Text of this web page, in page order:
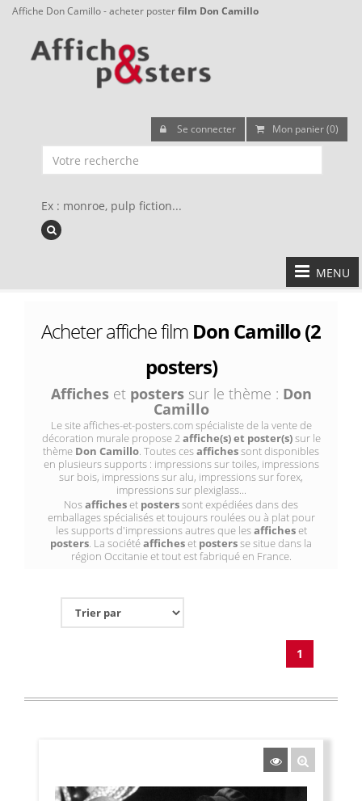
Affiche Don Camillo - acheter posterfilm Don Camillo
Se connecter Mon panier (0)
Ex : monroe, pulp fiction...
MENU
Acheter affiche film Don Camillo (2
posters)
Afficheset posterssur le thème : Don
Camillo
Le site affiches-et-posters.com spécialiste de la vente de
décoration murale propose 2affiche(s) et poster(s)sur le
thème Don Camillo. Toutes cesaffichessont disponibles
en plusieurs supports : impressions sur toiles, impressions
sur bois, impressions sur alu, impressions sur forex,
impressions sur plexiglass...
Nosafficheset posterssont expédiées dans des
emballages spécialisés et toujours roulées ou à plat pour
les supports d'impressions autres que lesafficheset
posters. La sociétéafficheset postersse situe dans la
région Occitanie et tout est fabriqué en France.
1